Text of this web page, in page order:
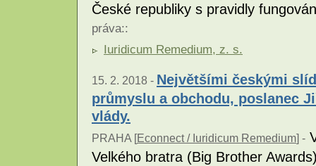
České republiky s pravidly
práva::
Iuridicum Remedium, z. s.
15. 2. 2018 - Největšími českými
průmyslu a obchodu, poslanec
vlády.
PRAHA [Econnect / Iuridicum Remedium] -
Velkého bratra (Big Brother